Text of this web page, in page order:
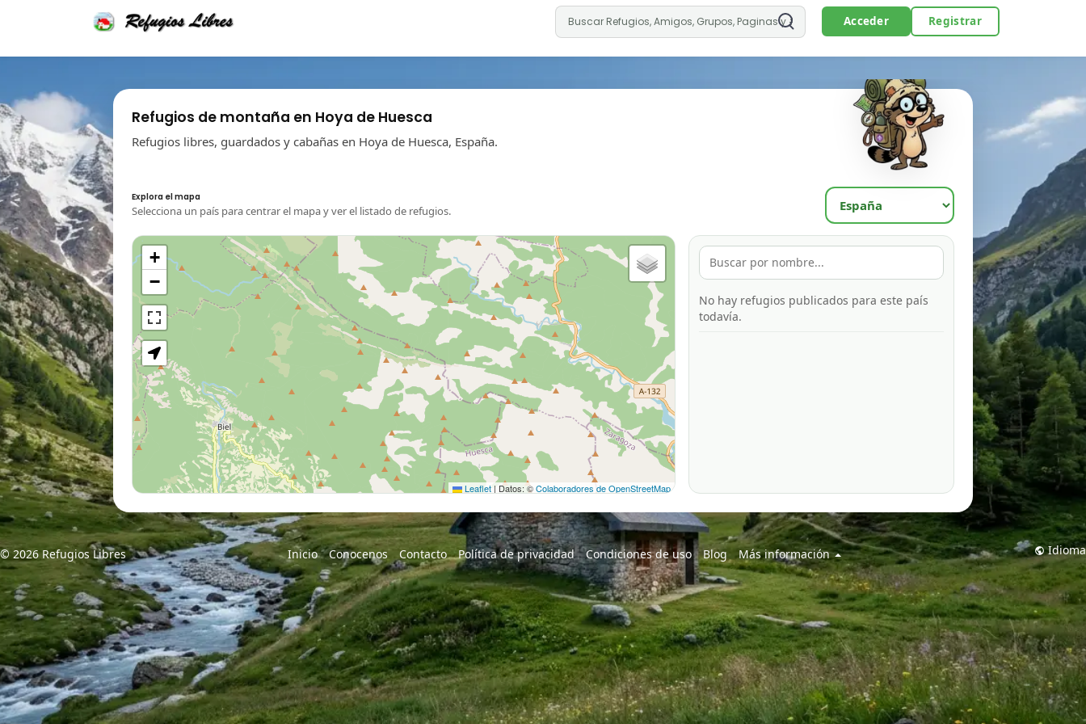
Acceder Registrar
Refugios de montaña en Hoya de Huesca
Refugios libres, guardados y cabañas en Hoya de Huesca, España.
Explora el mapa
Selecciona un país para centrar el mapa y ver el listado de refugios.
+
−
Leaflet | Datos: ©Colaboradores de OpenStreetMap
No hay refugios publicados para este país
todavía.
© 2026 Refugios Libres Inicio Conocenos Contacto Política de privacidad Condiciones de uso Blog Más información Idioma